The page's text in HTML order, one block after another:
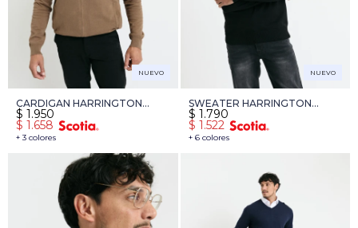
NUEVO
CARDIGAN HARRINGTON
LABEL - KAKI
+ 3 colores
$ 1.950
$ 1.658
NUEVO
SWEATER HARRINGTON
LABEL - NEGRO
+ 6 colores
$ 1.790
$ 1.522